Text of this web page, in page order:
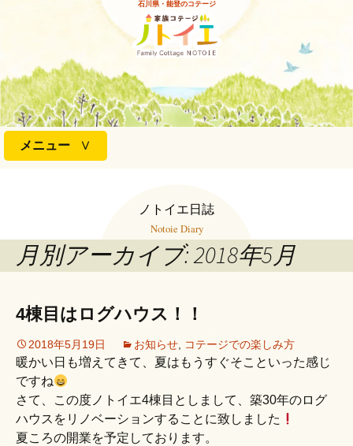
石川県・能登のコテージ
メニュー
ス
キ
プ
ノトイエ日誌
Notoie Diary
月別アーカイブ: 2018年5月
4棟目はログハウス！！
2018年5月19日 お知らせ, コテージでの楽しみ方
暖かい日も増えてきて、夏はもうすぐそこといった感じ
ですね
さて、この度ノトイエ4棟目としまして、築30年のログ
ハウスをリノベーションすることに致しました
夏ころの開業を予定しております。